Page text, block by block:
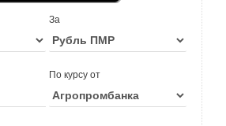
За
По курсу от